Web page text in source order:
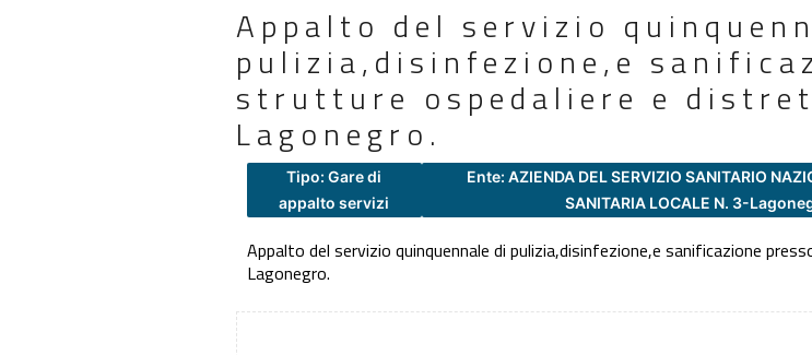
Appalto del servizio
pulizia,disinfezione,e
strutture ospedaliere e
Lagonegro.
Tipo: Gare di
appalto servizi
Ente: AZIENDA DEL SERVIZIO SANITARIO
SANITARIA LOCALE N. 3-
Appalto del servizio quinquennale di pulizia,disinfezione,e sanificazione
Lagonegro.